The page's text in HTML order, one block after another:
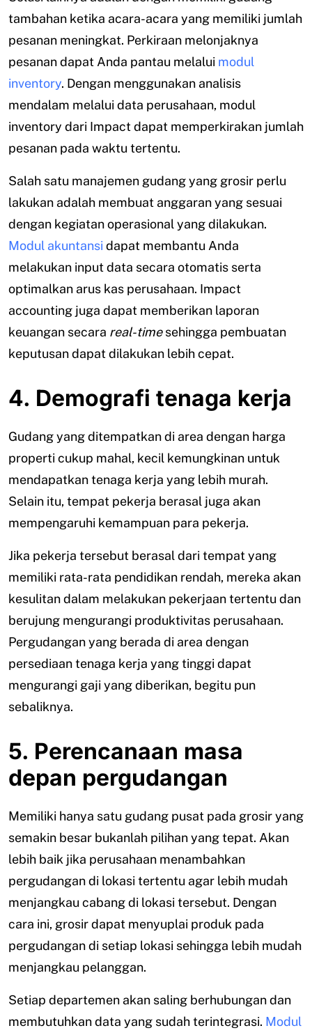
tambahan ketika acara-acara yang memiliki jumlah
pesanan meningkat. Perkiraan melonjaknya
pesanan dapat Anda pantau melalui modul
inventory. Dengan menggunakan analisis
mendalam melalui data perusahaan, modul
inventory dari Impact dapat memperkirakan jumlah
pesanan pada waktu tertentu.
Salah satu manajemen gudang yang grosir perlu
lakukan adalah membuat anggaran yang sesuai
dengan kegiatan operasional yang dilakukan.
Modul akuntansi dapat membantu Anda
melakukan input data secara otomatis serta
optimalkan arus kas perusahaan. Impact
accounting juga dapat memberikan laporan
keuangan secara real-timesehingga pembuatan
keputusan dapat dilakukan lebih cepat.
4. Demografi tenaga kerja
Gudang yang ditempatkan di area dengan harga
properti cukup mahal, kecil kemungkinan untuk
mendapatkan tenaga kerja yang lebih murah.
Selain itu, tempat pekerja berasal juga akan
mempengaruhi kemampuan para pekerja.
Jika pekerja tersebut berasal dari tempat yang
memiliki rata-rata pendidikan rendah, mereka akan
kesulitan dalam melakukan pekerjaan tertentu dan
berujung mengurangi produktivitas perusahaan.
Pergudangan yang berada di area dengan
persediaan tenaga kerja yang tinggi dapat
mengurangi gaji yang diberikan, begitu pun
sebaliknya.
5. Perencanaan masa
depan pergudangan
Memiliki hanya satu gudang pusat pada grosir yang
semakin besar bukanlah pilihan yang tepat. Akan
lebih baik jika perusahaan menambahkan
pergudangan di lokasi tertentu agar lebih mudah
menjangkau cabang di lokasi tersebut. Dengan
cara ini, grosir dapat menyuplai produk pada
pergudangan di setiap lokasi sehingga lebih mudah
menjangkau pelanggan.
Setiap departemen akan saling berhubungan dan
membutuhkan data yang sudah terintegrasi. Modul